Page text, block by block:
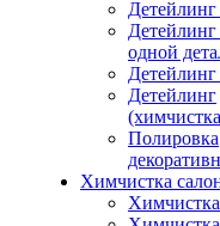
одной
Детейлинг
Полировка
Химчистка